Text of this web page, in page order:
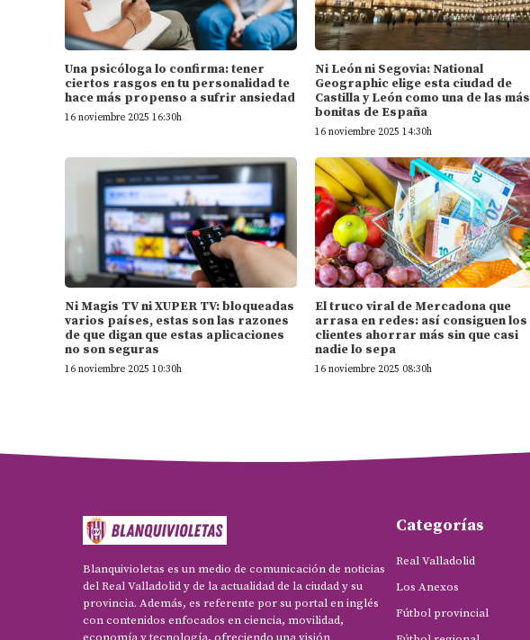
Una psicóloga lo confirma: tener
ciertos rasgos en tu personalidad te
hace más propenso a sufrir ansiedad
16 noviembre 2025 16:30h
Ni León ni Segovia: National
Geographic elige esta ciudad de
Castilla y León como una de las más
bonitas de España
16 noviembre 2025 14:30h
Ni Magis TV ni XUPER TV: bloqueadas
varios países, estas son las razones
de que digan que estas aplicaciones
no son seguras
16 noviembre 2025 10:30h
El truco viral de Mercadona que
arrasa en redes: así consiguen los
clientes ahorrar más sin que casi
nadie lo sepa
16 noviembre 2025 08:30h
Blanquivioletas es un medio de comunicación de noticias
del Real Valladolid y de la actualidad de la ciudad y su
provincia. Además, es referente por su portal en inglés
con contenidos enfocados en ciencia, movilidad,
Categorías
Real Valladolid
Los Anexos
Fútbol provincial